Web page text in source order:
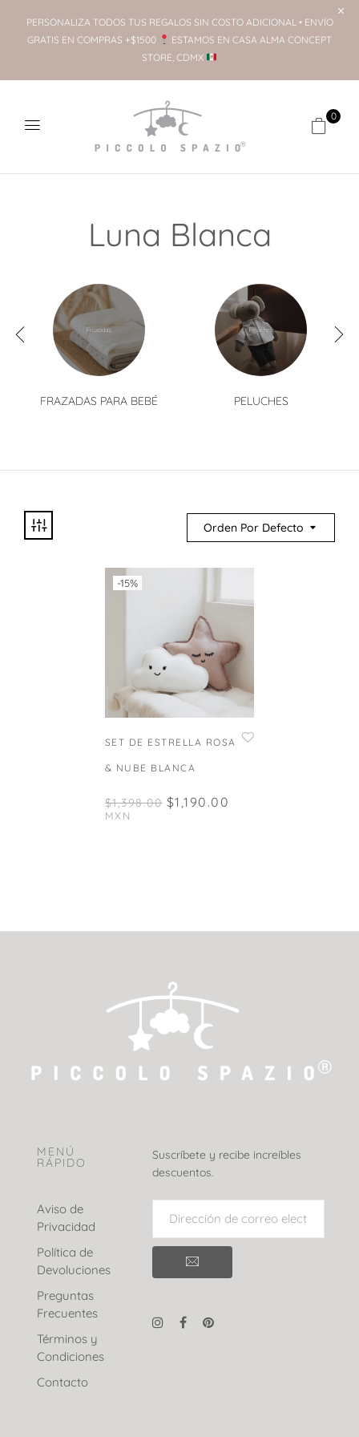
PERSONALIZA TODOS TUS REGALOS SIN COSTO ADICIONAL • ENVÍO
GRATIS EN COMPRAS +$1500
ESTAMOS EN CASA ALMA CONCEPT
STORE, CDMX
0
Luna Blanca
FRAZADAS PARA BEBÉ PELUCHES
Orden Por Defecto
-15%
SET DE ESTRELLA ROSA
& NUBE BLANCA
$1,398.00 $1,190.00
MXN
MENÚ
RÁPIDO
Aviso de
Privacidad
Política de
Devoluciones
Preguntas
Frecuentes
Términos y
Condiciones
Contacto
Suscríbete y recibe increíbles
descuentos.